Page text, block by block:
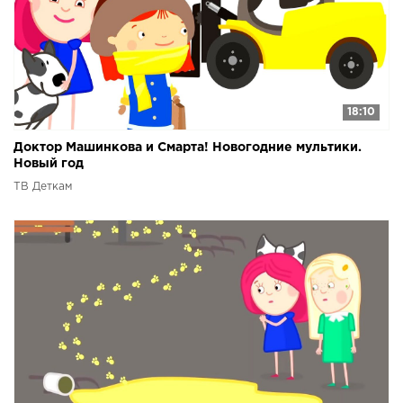
18:10
Доктор Машинкова и Смарта! Новогодние мультики.
Новый год
ТВ Деткам